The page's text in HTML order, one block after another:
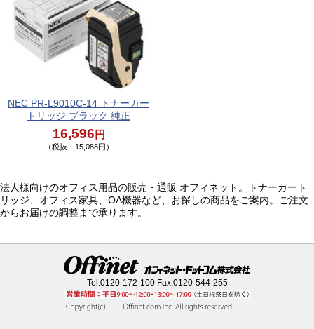
NEC PR-L9010C-14 トナーカー
トリッジ ブラック 純正
16,596 円
（税抜：15,088円）
法人様向けのオフィス用品の販売・通販 オフィネット。トナーカート
リッジ、オフィス家具、OA機器など、お探しの商品をご案内。ご注文
からお届けの調整まで承ります。
Tel:0120-172-100Fax:0120-544-255